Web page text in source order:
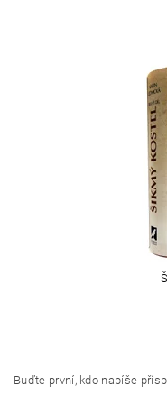
Buďte první, kdo napíše